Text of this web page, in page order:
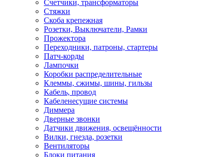
Счетчики, трансформаторы
Стяжки
Скоба крепежная
Розетки, Выключатели, Рамки
Прожектора
Переходники, патроны, стартеры
Патч-корды
Лампочки
Коробки распределительные
Клеммы, сжимы, шины, гильзы
Кабель, провод
Кабеленесущие системы
Диммера
Дверные звонки
Датчики движения, освещённости
Вилки, гнезда, розетки
Вентиляторы
Блоки питания